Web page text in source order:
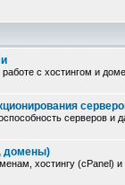
с хостингом и
серверов и
домены)
хостингу (cPanel)